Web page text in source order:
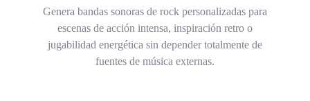
Genera bandas sonoras de rock personalizadas para
escenas de acción intensa, inspiración retro o
jugabilidad energética sin depender totalmente de
fuentes de música externas.